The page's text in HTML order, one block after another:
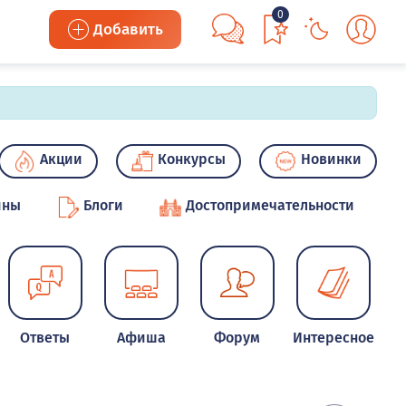
Добавить
0
Акции Конкурсы Новинки
Блоги Достопримечательности
Ответы Афиша Форум Интересное